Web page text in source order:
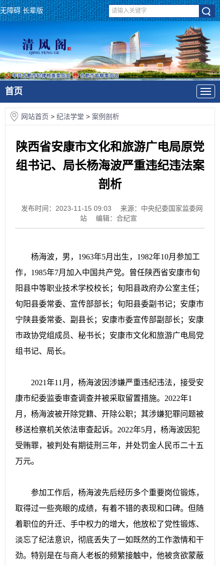
无障碍 长辈版
首页
网站首页 > 纪法学堂 > 案例剖析
陕西省安康市文化和旅游广电局原党
组书记、局长杨海波严重违纪违法案
剖析
发布时间：2023-11-15 09:03
来源：中央纪委国家监委网
站
编辑：合纪宣
杨海波，男，1963年5月出生，1982年10月参加工
作，1985年7月加入中国共产党。曾任陕西省安康市旬
阳县中等职业技术学校校长；旬阳县政府办公室主任；
旬阳县委常委、宣传部部长；旬阳县委副书记；安康市
宁陕县委常委、副县长；安康市委宣传部副部长；安康
市政协党组成员、秘书长；安康市文化和旅游广电局党
组书记、局长。
2021年11月，杨海波因涉嫌严重违纪违法，接受安
康市纪委监委审查调查并被采取留置措施。2022年1
月，杨海波被开除党籍、开除公职；其涉嫌犯罪问题被
移送检察机关依法审查起诉。2022年5月，杨海波因犯
受贿罪，被判处有期徒刑三年，并处罚金人民币二十五
万元。
参加工作后，杨海波先后经历多个重要岗位锻炼，
取得过一些亮眼的成绩，有着不错的表现和口碑。但随
着职位的升迁、手中权力的增大，他放松了党性锻炼、
淡忘了纪法意识，彻底丢失了一如既然的工作激情和干
劲。特别是在与商人老板的频繁接触中，他被贪欲蒙蔽